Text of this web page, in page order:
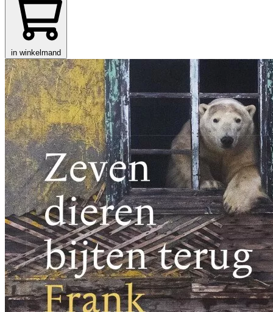
in winkelmand